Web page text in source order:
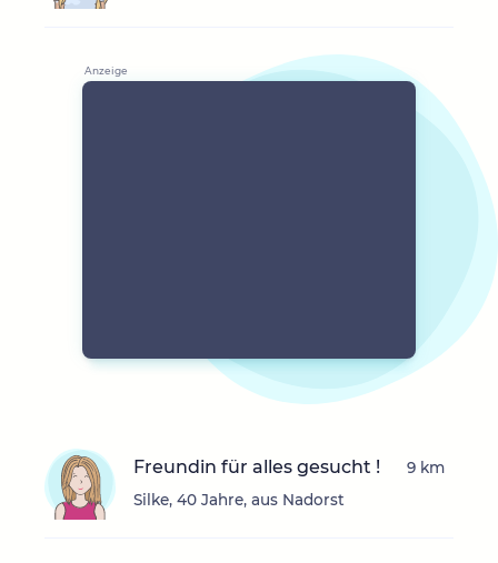
Freundin für alles gesucht !
Silke, 40 Jahre, aus Nadorst
9 km